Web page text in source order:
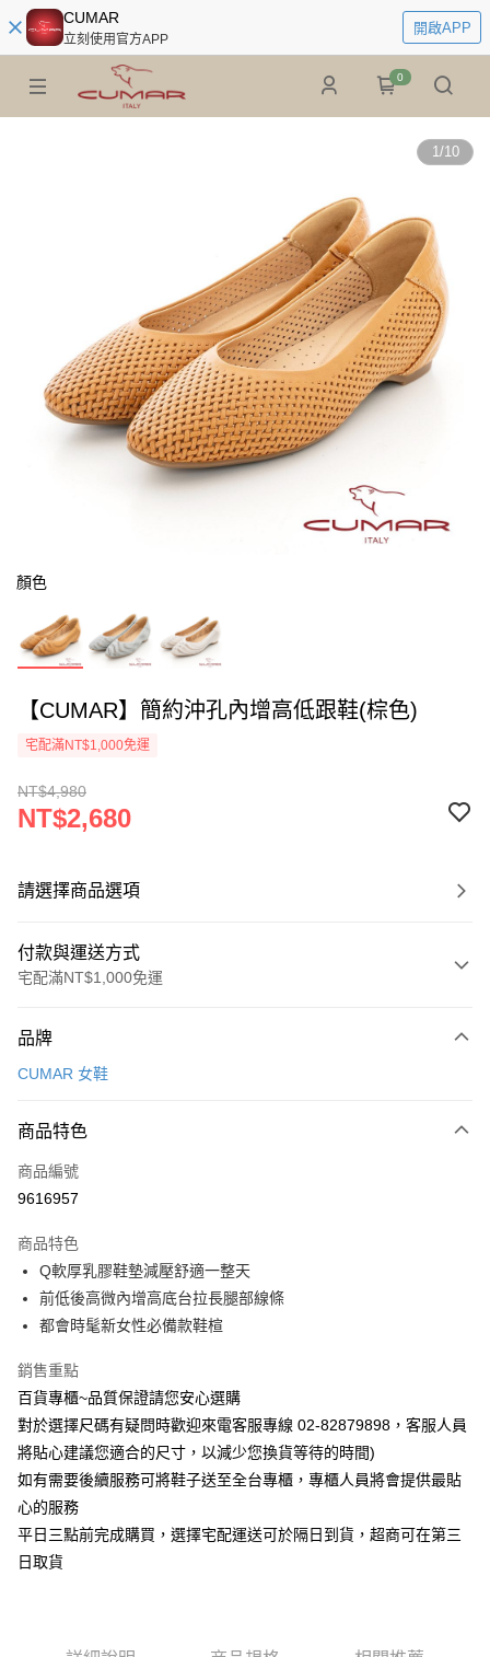
CUMAR
立刻使用官方APP
開啟APP
0
1/10
顏色
【CUMAR】簡約沖孔內增高低跟鞋(棕色)
宅配滿NT$1,000免運
NT$4,980
NT$2,680
請選擇商品選項
付款與運送方式
宅配滿NT$1,000免運
信用卡一次付款
Apple Pay
街口支付
宅配
每筆NT$90，滿NT$1,000(含以上)免運費
品牌
CUMAR 女鞋
商品特色
商品編號
9616957
商品特色
Q軟厚乳膠鞋墊減壓舒適一整天
前低後高微內增高底台拉長腿部線條
都會時髦新女性必備款鞋楦
銷售重點
百貨專櫃~品質保證請您安心選購
對於選擇尺碼有疑問時歡迎來電客服專線 02-82879898，客服人員
將貼心建議您適合的尺寸，以減少您換貨等待的時間)
如有需要後續服務可將鞋子送至全台專櫃，專櫃人員將會提供最貼
心的服務
平日三點前完成購買，選擇宅配運送可於隔日到貨，超商可在第三
日取貨